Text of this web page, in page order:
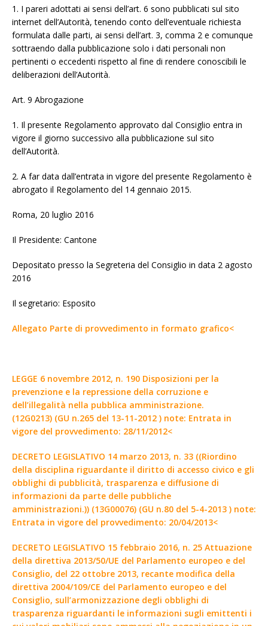
1. I pareri adottati ai sensi dell’art. 6 sono pubblicati sul sito
internet dell’Autorità, tenendo conto dell’eventuale richiesta
formulata dalle parti, ai sensi dell’art. 3, comma 2 e comunque
sottraendo dalla pubblicazione solo i dati personali non
pertinenti o eccedenti rispetto al fine di rendere conoscibili le
deliberazioni dell’Autorità.
Art. 9 Abrogazione
1. Il presente Regolamento approvato dal Consiglio entra in
vigore il giorno successivo alla pubblicazione sul sito
dell’Autorità.
2. A far data dall’entrata in vigore del presente Regolamento è
abrogato il Regolamento del 14 gennaio 2015.
Roma, 20 luglio 2016
Il Presidente: Cantone
Depositato presso la Segreteria del Consiglio in data 2 agosto
2016
Il segretario: Esposito
Allegato Parte di provvedimento in formato grafico<
LEGGE 6 novembre 2012, n. 190 Disposizioni per la
prevenzione e la repressione della corruzione e
dell’illegalità nella pubblica amministrazione.
(12G0213) (GU n.265 del 13-11-2012 ) note: Entrata in
vigore del provvedimento: 28/11/2012<
DECRETO LEGISLATIVO 14 marzo 2013, n. 33 ((Riordino
della disciplina riguardante il diritto di accesso civico e gli
obblighi di pubblicità, trasparenza e diffusione di
informazioni da parte delle pubbliche
amministrazioni.)) (13G00076) (GU n.80 del 5-4-2013 ) note:
Entrata in vigore del provvedimento: 20/04/2013<
DECRETO LEGISLATIVO 15 febbraio 2016, n. 25 Attuazione
della direttiva 2013/50/UE del Parlamento europeo e del
Consiglio, del 22 ottobre 2013, recante modifica della
direttiva 2004/109/CE del Parlamento europeo e del
Consiglio, sull’armonizzazione degli obblighi di
trasparenza riguardanti le informazioni sugli emittenti i